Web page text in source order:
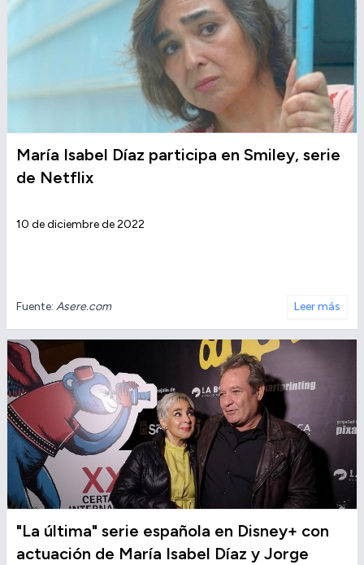
María Isabel Díaz participa en Smiley, serie
de Netflix
10 de diciembre de 2022
Fuente: Asere.com Leer más
"La última" serie española en Disney+ con
actuación de María Isabel Díaz y Jorge